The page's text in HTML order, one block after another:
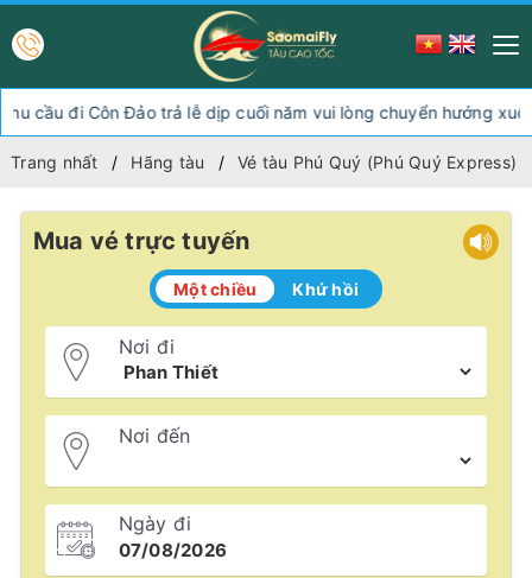
đi Côn Đảo trả lễ dịp cuối năm vui lòng chuyển hướng xuống
Trang nhất Hãng tàu Vé tàu Phú Quý (Phú Quý Express)
Mua vé trực tuyến
Một chiều Khứ hồi
Nơi đi
Nơi đến
Ngày đi